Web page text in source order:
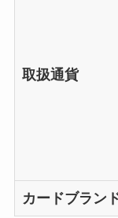
取扱​通貨
カードブラン